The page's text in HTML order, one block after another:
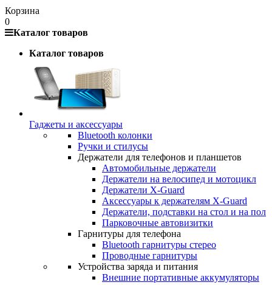
Корзина
0
Каталог товаров
Каталог товаров
Гаджеты и аксессуары
Bluetooth колонки
Ручки и стилусы
Держатели для телефонов и планшетов
Автомобильные держатели
Держатели на велосипед и мотоцикл
Держатели X-Guard
Аксессуары к держателям X-Guard
Держатели, подставки на стол и на пол
Парковочные автовизитки
Гарнитуры для телефона
Bluetooth гарнитуры стерео
Проводные гарнитуры
Устройства заряда и питания
Внешние портативные аккумуляторы